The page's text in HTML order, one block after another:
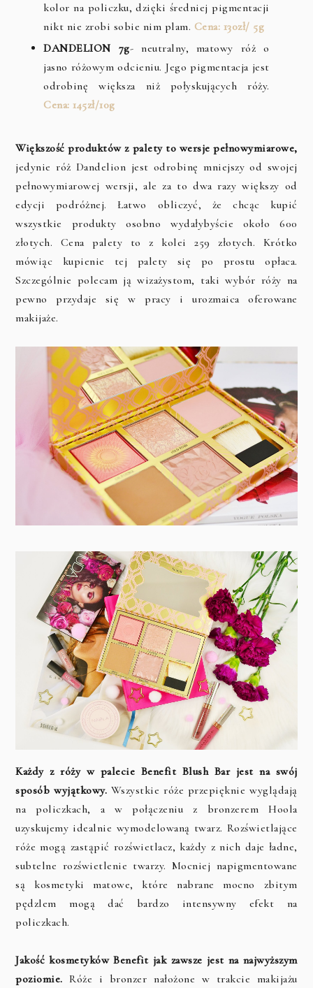
kolor na policzku, dzięki średniej pigmentacji
nikt nie zrobi sobie nim plam. Cena: 130zł/ 5g
DANDELION 7g- neutralny, matowy róż o
jasno różowym odcieniu. Jego pigmentacja jest
odrobinę większa niż połyskujących róży.
Cena: 145zł/10g
Większość produktów z palety to wersje pełnowymiarowe,
jedynie róż Dandelion jest odrobinę mniejszy od swojej
pełnowymiarowej wersji, ale za to dwa razy większy od
edycji podróżnej. Łatwo obliczyć, że chcąc kupić
wszystkie produkty osobno wydałybyście około 600
złotych. Cena palety to z kolei 259 złotych. Krótko
mówiąc kupienie tej palety się po prostu opłaca.
Szczególnie polecam ją wizażystom, taki wybór róży na
pewno przydaje się w pracy i urozmaica oferowane
makijaże.
Każdy z róży w palecie Benefit Blush Bar jest na swój
sposób wyjątkowy. Wszystkie róże przepięknie wyglądają
na policzkach, a w połączeniu z bronzerem Hoola
uzyskujemy idealnie wymodelowaną twarz. Rozświetlające
róże mogą zastąpić rozświetlacz, każdy z nich daje ładne,
subtelne rozświetlenie twarzy. Mocniej napigmentowane
są kosmetyki matowe, które nabrane mocno zbitym
pędzlem mogą dać bardzo intensywny efekt na
policzkach.
Jakość kosmetyków Benefit jak zawsze jest na najwyższym
poziomie. Róże i bronzer nałożone w trakcie makijażu